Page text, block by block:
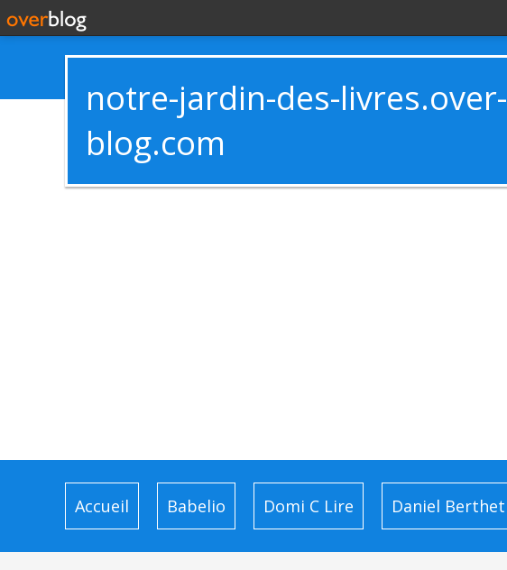
notre-jardin-des-livres.over-
blog.com
Accueil Babelio Domi C Lire Daniel Berthet